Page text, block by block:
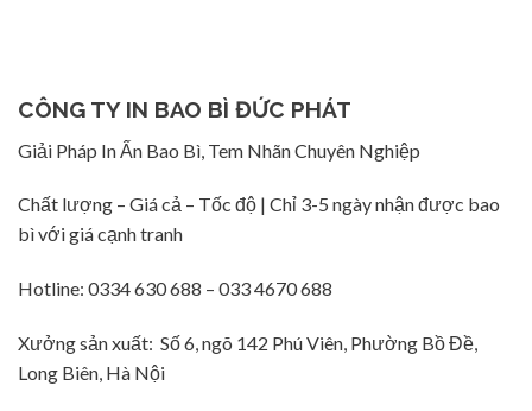
CÔNG TY IN BAO BÌ ĐỨC PHÁT
Giải Pháp In Ấn Bao Bì, Tem Nhãn Chuyên Nghiệp
Chất lượng – Giá cả – Tốc độ | Chỉ 3-5 ngày nhận được bao
bì với giá cạnh tranh
Hotline: 0334 630 688 – 033 4670 688
Xưởng sản xuất: Số 6, ngõ 142 Phú Viên, Phường Bồ Đề,
Long Biên, Hà Nội